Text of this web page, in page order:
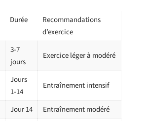
Durée
Recommandations
d’exercice
3-7
jours
Exercice léger à modéré
Jours
1-14
Entraînement intensif
Jour 14 Entraînement modéré